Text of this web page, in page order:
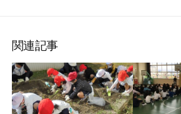
ア
ク
マ
ー
ク
関連記事